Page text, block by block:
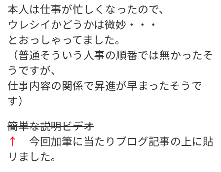
本人は仕事が忙しくなったので、
ウレシイかどうかは微妙・・・
とおっしゃってました。
（普通そういう人事の順番では無かったそ
うですが、
仕事内容の関係で昇進が早まったそうで
す）
簡単な説明ビデオ
↑
今回加筆に当たりブログ記事の上に貼
リました。